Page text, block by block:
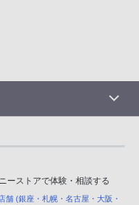
ーストアで体験・相談する
舗 (銀座・札幌・名古屋・大阪・